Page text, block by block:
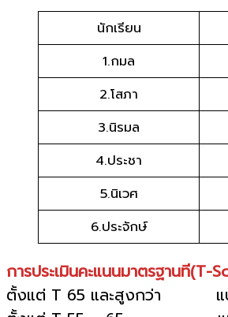
นักเรียน
1.กมล
2.โสภา
3.นิรมล
4.ประชา
5.นิเวศ
6.ประจักษ์
การประเมินคะแนนมาตรฐานที(T-
ตั้งแต่ T 65 และสูงกว่า